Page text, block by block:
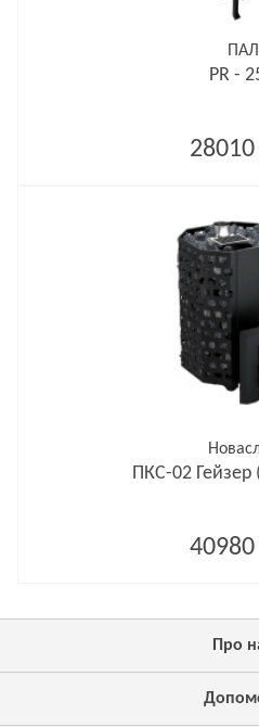
ПАЛ
PR -
28010
ПКС-02 Гейзер
40980
Про